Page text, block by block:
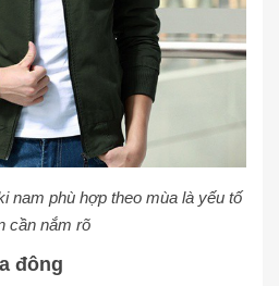
nam phù hợp theo mùa là yếu tố
cần nắm rõ
đông